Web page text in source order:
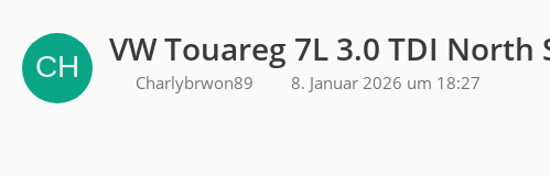
VW Touareg 7L 3.0 TDI North
Charlybrwon89 8. Januar 2026 um 18:27